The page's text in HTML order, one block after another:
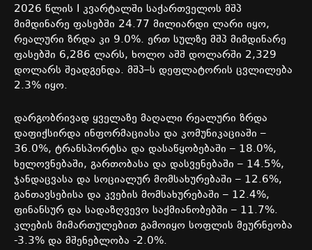
2026 წლის I კვარტალში საქართველოს მშპ
მიმდინარე ფასებში 24.77 მილიარდი ლარი იყო,
რეალური ზრდა კი 9.0%. ერთ სულზე მშპ მიმდინარე
ფასებში 6,286 ლარს, ხოლო აშშ დოლარში 2,329
დოლარს შეადგენდა. მშპ–ს დეფლატორის ცვლილება
2.3% იყო.
დარგობრივად ყველაზე მაღალი რეალური ზრდა
დაფიქსირდა ინფორმაციასა და კომუნიკაციაში –
36.0%, ტრანსპორტსა და დასაწყობებაში – 18.0%,
ხელოვნებაში, გართობასა და დასვენებაში – 14.5%,
ჯანდაცვასა და სოციალურ მომსახურებაში – 12.6%,
განთავსებისა და კვების მომსახურებაში – 12.4%,
ფინანსურ და სადაზღვევო საქმიანობებში – 11.7%.
კლების მიმართულებით გამოიყო სოფლის მეურნეობა
-3.3% და მშენებლობა -2.0%.